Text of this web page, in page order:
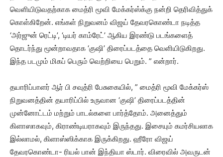
வெளியிடுவதற்காக மைத்ரி மூவி மேக்கர்ஸ்க்கு நன்றி தெரிவித்துக்
கொள்கிறேன். எங்கள் நிறுவனம் விஜய் தேவரகொண்டா நடித்த
‘அர்ஜுன் ரெட்டி’, ‘டியர் காம்ரேட்’ ஆகிய இரண்டு படங்களைத்
தொடர்ந்து மூன்றாவதாக ‘குஷி’ திரைப்படத்தை வெளியிடுகிறது.
இந்த படமும் மிகப் பெரும் வெற்றியை பெறும். ” என்றார்.
தயாரிப்பாளர் ஆர் பி சவுத்ரி பேசுகையில், ” மைத்ரி மூவி மேக்கர்ஸ்
நிறுவனத்தின் தயாரிப்பில் உருவான ‘குஷி’ திரைப்படத்தின்
முன்னோட்டம் மற்றும் பாடல்களை பார்த்தோம். அனைத்தும்
கிளாஸாகவும், கிராண்டியராகவும் இருந்தது. இசையும் கமர்சியலாக
இல்லாமல், கிளாஸ்ஸிக்காக இருக்கிறது. ஹீரோ விஜய்
தேவரகொண்டா- ரியல் பான் இந்தியா ஸ்டார். விரைவில் அவருடன்